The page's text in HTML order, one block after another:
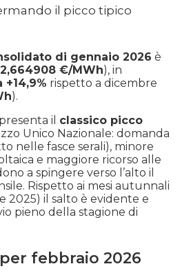
€ 93.58 -6.3%
€ 99.85 -17.2%
€ 120.55 -19.8%
il picco tipico
di gennaio 2026 è
€/MWh), in
rispetto a dicembre
).
il classico picco
Unico Nazionale: domanda
nelle fasce serali), minore
e maggiore ricorso alle
a spingere verso l’alto il
Rispetto ai mesi autunnali
2025) il salto è evidente e
pieno della stagione di
febbraio 2026